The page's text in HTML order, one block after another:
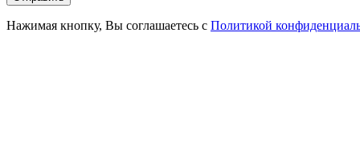
Нажимая кнопку, Вы соглашаетесь с Политикой